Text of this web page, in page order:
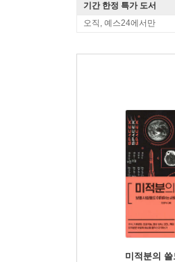
기간 한정 특가 도서
오직, 예스24에서만
미적분의 쓸